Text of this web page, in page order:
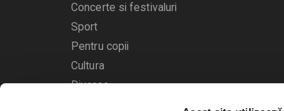
Concerte si festivaluri
Sport
Pentru copii
Cultura
Diverse